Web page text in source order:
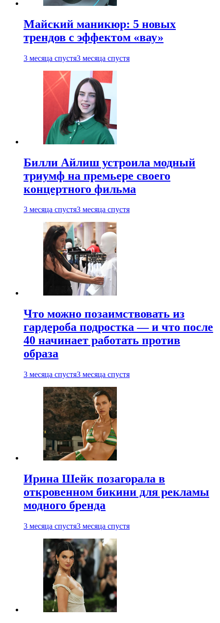
Майский маникюр: 5 новых
трендов с эффектом «вау»
3 месяца спустя3 месяца спустя
Билли Айлиш устроила модный
триумф на премьере своего
концертного фильма
3 месяца спустя3 месяца спустя
Что можно позаимствовать из
гардероба подростка — и что после
40 начинает работать против
образа
3 месяца спустя3 месяца спустя
Ирина Шейк позагорала в
откровенном бикини для рекламы
модного бренда
3 месяца спустя3 месяца спустя